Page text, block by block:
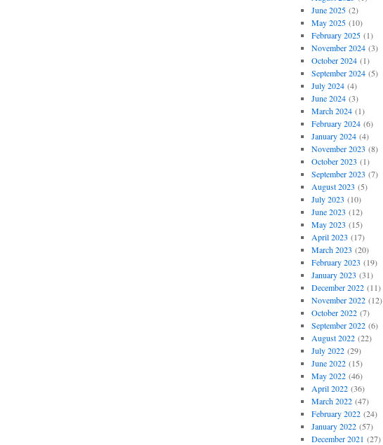
June 2025(2)
May 2025(10)
February 2025(1)
November 2024(3)
October 2024(1)
September 2024(5)
July 2024(4)
June 2024(3)
March 2024(1)
February 2024(6)
January 2024(4)
November 2023 (8)
October 2023 (1)
September 2023 (7)
August 2023 (5)
July 2023 (10)
June 2023 (12)
May 2023 (15)
April 2023 (17)
March 2023 (20)
February 2023 (19)
January 2023 (31)
December 2022(11)
November 2022(12)
October 2022(7)
September 2022(6)
August 2022(22)
July 2022(29)
June 2022(15)
May 2022(46)
April 2022(36)
March 2022(47)
February 2022(24)
January 2022(57)
December 2021 (27)